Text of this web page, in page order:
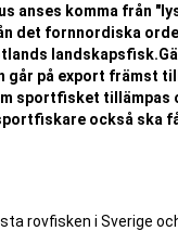
anses komma från
det fornnordiska
på export främst
sportfisket
också ska
rovfisken i Sverige